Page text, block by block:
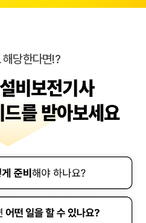
당한다면!?
비보전기사
를 받아보세요